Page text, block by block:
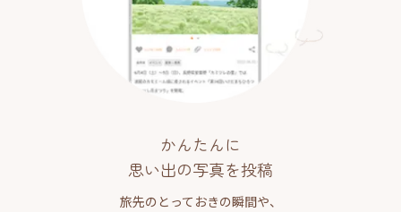
かんたんに
思い出の写真を投稿
旅先のとっておきの瞬間や、